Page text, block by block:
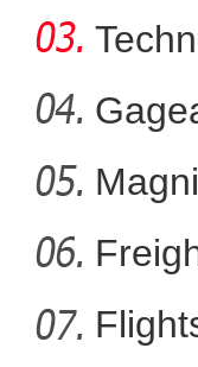
Xi
Nal
La